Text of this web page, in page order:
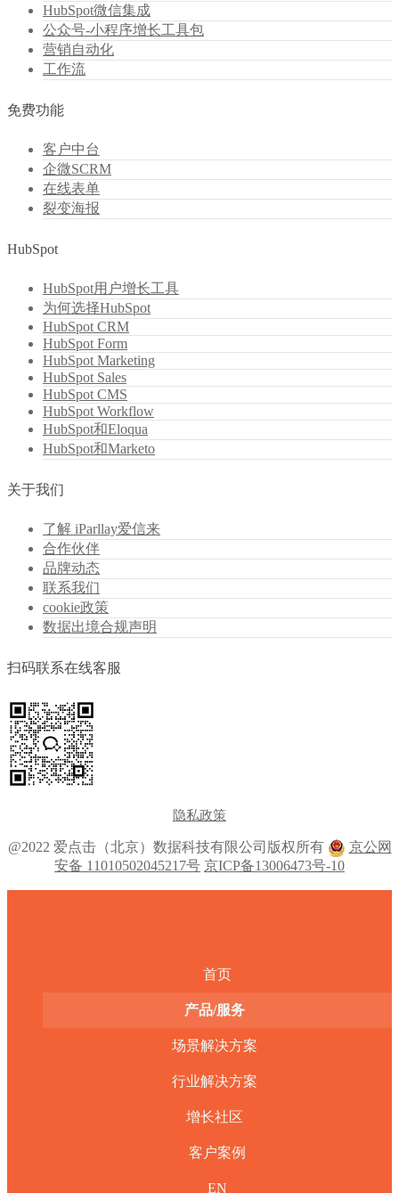
HubSpot微信集成
公众号-小程序增长工具包
营销自动化
工作流
免费功能
客户中台
企微SCRM
在线表单
裂变海报
HubSpot
HubSpot用户增长工具
为何选择HubSpot
HubSpot CRM
HubSpot Form
HubSpot Marketing
HubSpot Sales
HubSpot CMS
HubSpot Workflow
HubSpot和Eloqua
HubSpot和Marketo
关于我们
了解 iParllay爱信来
合作伙伴
品牌动态
联系我们
cookie政策
数据出境合规声明
扫码联系在线客服
隐私政策
@2022 爱点击（北京）数据科技有限公司版权所有
京公网
安备 11010502045217号 京ICP备13006473号-10
首页
产品/服务
场景解决方案
行业解决方案
增长社区
客户案例
EN